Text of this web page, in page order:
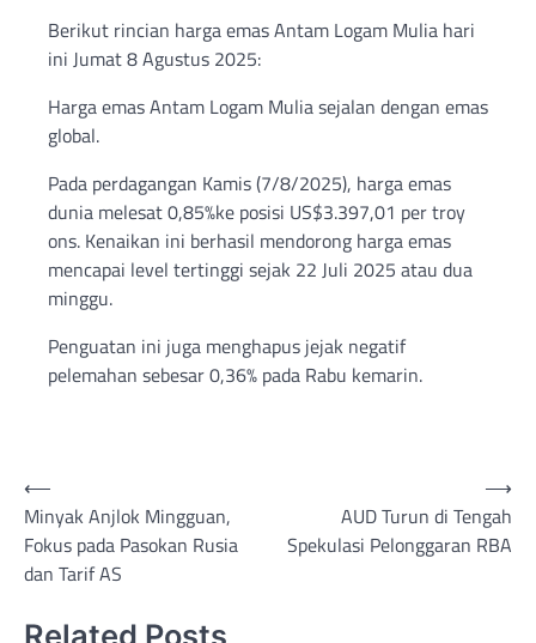
Berikut rincian harga emas Antam Logam Mulia hari
ini Jumat 8 Agustus 2025:
Harga emas Antam Logam Mulia sejalan dengan emas
global.
Pada perdagangan Kamis (7/8/2025), harga emas
dunia melesat 0,85%ke posisi US$3.397,01 per troy
ons. Kenaikan ini berhasil mendorong harga emas
mencapai level tertinggi sejak 22 Juli 2025 atau dua
minggu.
Penguatan ini juga menghapus jejak negatif
pelemahan sebesar 0,36% pada Rabu kemarin.
Post
navigation
⟵
Minyak Anjlok Mingguan,
Fokus pada Pasokan Rusia
dan Tarif AS
AUD Turun di Tengah
Spekulasi Pelonggaran RBA
⟶
Related Posts